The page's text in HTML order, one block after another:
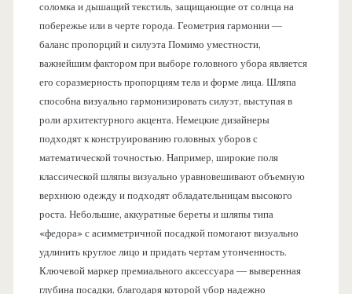
соломка и дышащий текстиль, защищающие от солнца на
побережье или в черте города. Геометрия гармонии —
баланс пропорций и силуэта Помимо уместности,
важнейшим фактором при выборе головного убора является
его соразмерность пропорциям тела и форме лица. Шляпа
способна визуально гармонизировать силуэт, выступая в
роли архитектурного акцента. Немецкие дизайнеры
подходят к конструированию головных уборов с
математической точностью. Например, широкие поля
классической шляпы визуально уравновешивают объемную
верхнюю одежду и подходят обладательницам высокого
роста. Небольшие, аккуратные береты и шляпы типа
«федора» с асимметричной посадкой помогают визуально
удлинить круглое лицо и придать чертам утонченность.
Ключевой маркер премиального аксессуара — выверенная
глубина посадки, благодаря которой убор надежно